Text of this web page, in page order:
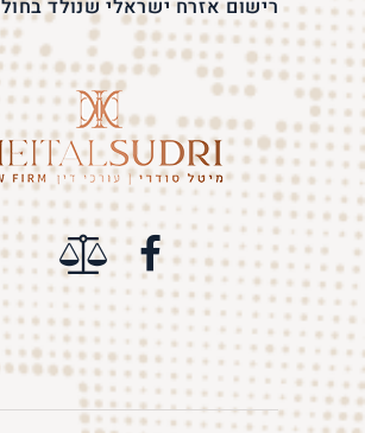
רישום אזרח ישראלי שנולד בחול